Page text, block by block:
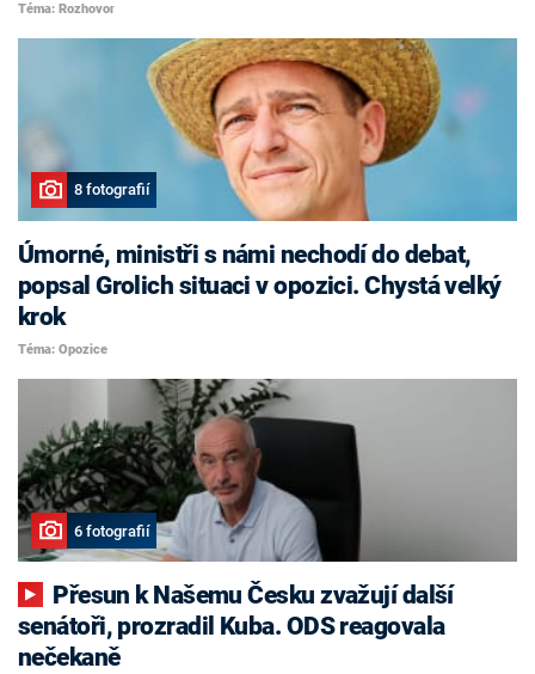
Téma: Rozhovor
8 fotografií
Úmorné, ministři s námi nechodí do debat,
popsal Grolich situaci v opozici. Chystá velký
krok
Téma: Opozice
6 fotografií
senátoři, prozradil Kuba. ODS reagovala
nečekaně